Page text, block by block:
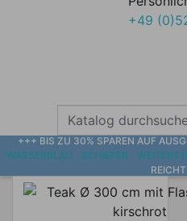
+49
+++ BIS ZU 30% SPAREN AUF
WASSERBLAU
SCHIEFER WEITERE